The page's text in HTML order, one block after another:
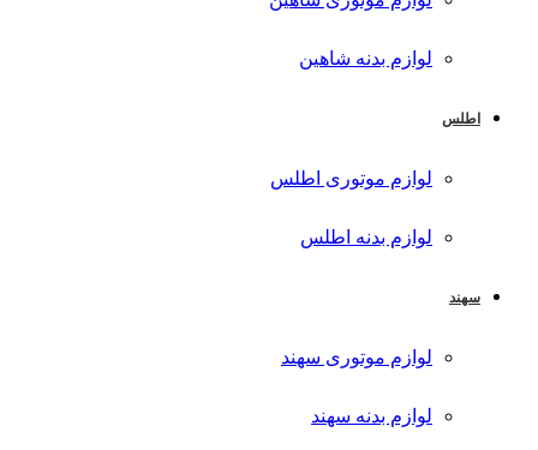
لوازم بدنه شاهین
اطلس
لوازم موتوری اطلس
لوازم بدنه اطلس
سهند
لوازم موتوری سهند
لوازم بدنه سهند